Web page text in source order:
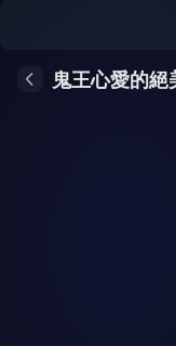
鬼王心愛的絕